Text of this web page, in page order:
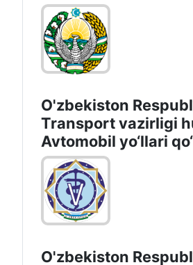
O'zbekiston
Transport vazirligi
Avtomobil yo‘llari
O'zbekiston